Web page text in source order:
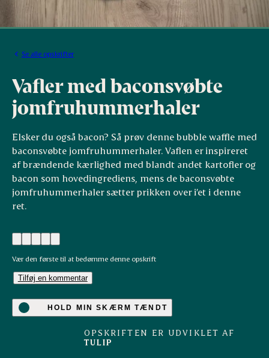
Se alle opskrifter
Vafler med baconsvøbte
jomfruhummerhaler
Elsker du også bacon? Så prøv denne bubble waffle med
baconsvøbte jomfruhummerhaler. Vaflen er inspireret
af brændende kærlighed med blandt andet kartofler og
bacon som hovedingrediens, mens de baconsvøbte
jomfruhummerhaler sætter prikken over i’et i denne
ret.
Vær den første til at bedømme denne opskrift
Tilføj en kommentar
HOLD MIN SKÆRM TÆNDT
OPSKRIFTEN ER UDVIKLET AF
TULIP